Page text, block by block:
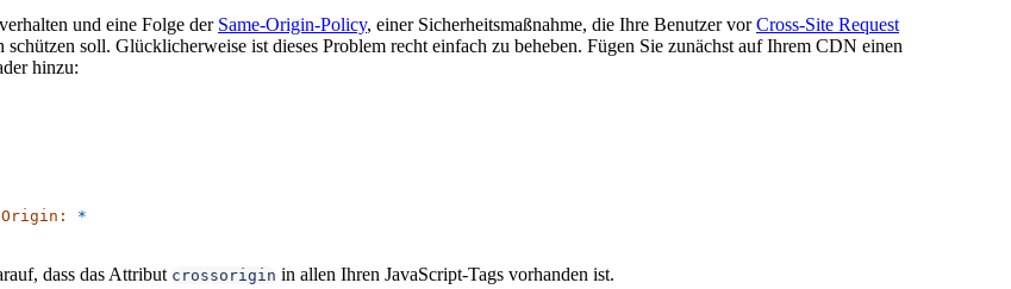
und eine Folge der Same-Origin-Policy, einer Sicherheitsmaßnahme, die Ihre Benutzer vorCross-Site Request
soll. Glücklicherweise ist dieses Problem recht einfach zu beheben. Fügen Sie zunächst auf Ihrem CDN einen
hinzu:
*
dass das Attribut crossorigin in allen Ihren JavaScript-Tags vorhanden ist.